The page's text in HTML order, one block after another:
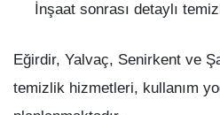
İnşaat sonrası detaylı
Eğirdir, Yalvaç, Senirkent ve
temizlik hizmetleri, kullanım